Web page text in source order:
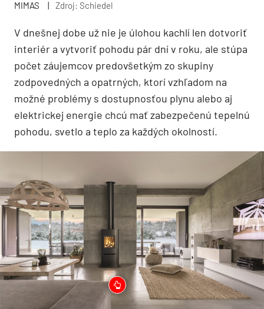
MIMAS Zdroj: Schiedel
V dnešnej dobe už nie je úlohou kachlí len dotvoriť
interiér a vytvoriť pohodu pár dní v roku, ale stúpa
počet záujemcov predovšetkým zo skupiny
zodpovedných a opatrných, ktorí vzhľadom na
možné problémy s dostupnosťou plynu alebo aj
elektrickej energie chcú mať zabezpečenú tepelnú
pohodu, svetlo a teplo za každých okolností.